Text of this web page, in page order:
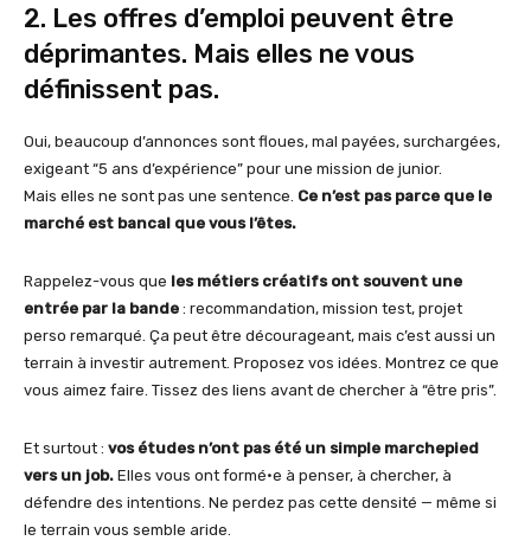
2. Les offres d’emploi peuvent être
déprimantes. Mais elles ne vous
définissent pas.
Oui, beaucoup d’annonces sont floues, mal payées, surchargées,
exigeant “5 ans d’expérience” pour une mission de junior.
Mais elles ne sont pas une sentence. Ce n’est pas parce que le
marché est bancal que vous l’êtes.
Rappelez-vous que les métiers créatifs ont souvent une
entrée par la bande : recommandation, mission test, projet
perso remarqué. Ça peut être décourageant, mais c’est aussi un
terrain à investir autrement. Proposez vos idées. Montrez ce que
vous aimez faire. Tissez des liens avant de chercher à “être pris”.
Et surtout : vos études n’ont pas été un simple marchepied
vers un job. Elles vous ont formé·e à penser, à chercher, à
défendre des intentions. Ne perdez pas cette densité — même si
le terrain vous semble aride.